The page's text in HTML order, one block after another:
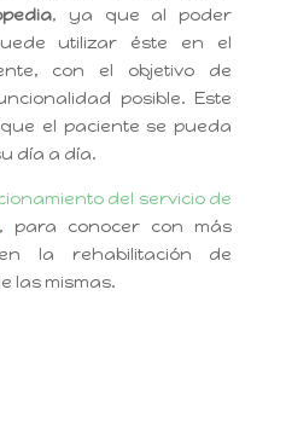
, ya que al poder
utilizar éste en el
con el objetivo de
posible. Este
el paciente se pueda
día a día.
del servicio de
para conocer con más
la rehabilitación de
las mismas.